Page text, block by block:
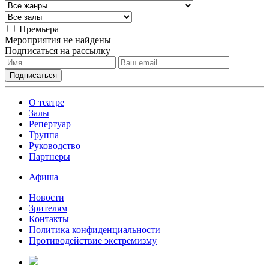
Премьера
Мероприятия не найдены
Подписаться на рассылку
О театре
Залы
Репертуар
Труппа
Руководство
Партнеры
Афиша
Новости
Зрителям
Контакты
Политика конфиденциальности
Противодействие экстремизму